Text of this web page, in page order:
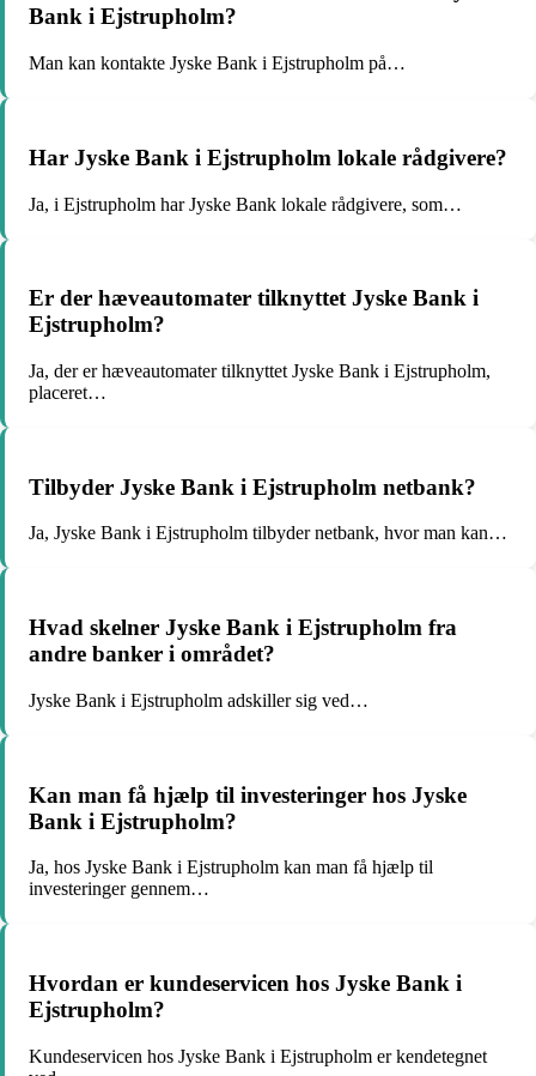
Bank i Ejstrupholm?
Man kan kontakte Jyske Bank i Ejstrupholm på…
Har Jyske Bank i Ejstrupholm lokale rådgivere?
Ja, i Ejstrupholm har Jyske Bank lokale rådgivere, som…
Er der hæveautomater tilknyttet Jyske Bank i
Ejstrupholm?
Ja, der er hæveautomater tilknyttet Jyske Bank i Ejstrupholm,
placeret…
Tilbyder Jyske Bank i Ejstrupholm netbank?
Ja, Jyske Bank i Ejstrupholm tilbyder netbank, hvor man kan…
Hvad skelner Jyske Bank i Ejstrupholm fra
andre banker i området?
Jyske Bank i Ejstrupholm adskiller sig ved…
Kan man få hjælp til investeringer hos Jyske
Bank i Ejstrupholm?
Ja, hos Jyske Bank i Ejstrupholm kan man få hjælp til
investeringer gennem…
Hvordan er kundeservicen hos Jyske Bank i
Ejstrupholm?
Kundeservicen hos Jyske Bank i Ejstrupholm er kendetegnet